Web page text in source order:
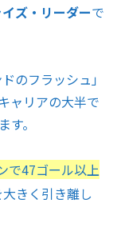
ズ・リーダーで
のフラッシュ」
ャリアの大半で
。
で47ゴール以上
きく引き離し